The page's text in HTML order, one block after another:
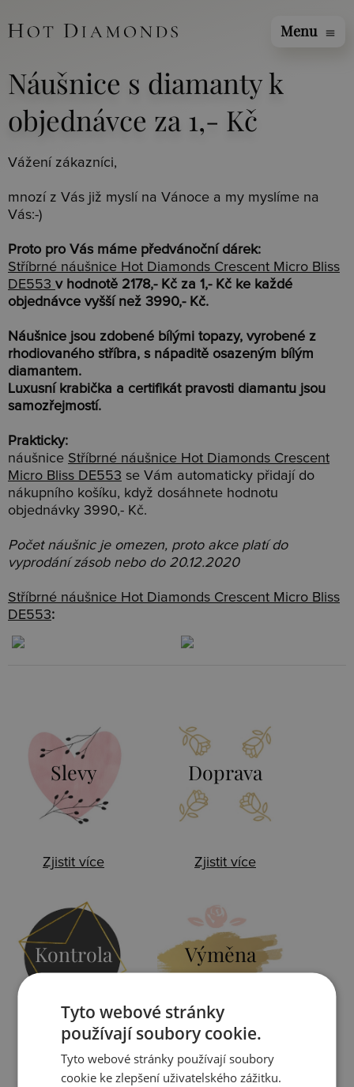
Menu menu
Náušnice s diamanty k
objednávce za 1,- Kč
Vážení zákazníci,
mnozí z Vás již myslí na Vánoce a my myslíme na
Vás:-)
Proto pro Vás máme předvánoční dárek:
Stříbrné náušnice Hot Diamonds Crescent Micro Bliss
DE553 v hodnotě 2178,- Kč za 1,- Kč ke každé
objednávce vyšší než 3990,- Kč.
Náušnice jsou zdobené bílými topazy, vyrobené z
rhodiovaného stříbra, s nápaditě osazeným bílým
diamantem.
Luxusní krabička a certifikát pravosti diamantu jsou
samozřejmostí.
Prakticky:
náušnice Stříbrné náušnice Hot Diamonds Crescent
Micro Bliss DE553 se Vám automaticky přidají do
nákupního košíku, když dosáhnete hodnotu
objednávky 3990,- Kč.
Počet náušnic je omezen, proto akce platí do
vyprodání zásob nebo do 20.12.2020
Stříbrné náušnice Hot Diamonds Crescent Micro Bliss
DE553:
Slevy
Zjistit více
Doprava
Zjistit více
Kontrola
Zjistit více
Výměna
Zjistit více
Tyto webové stránky
používají soubory cookie.
Tyto webové stránky používají soubory
cookie ke zlepšení uživatelského zážitku.